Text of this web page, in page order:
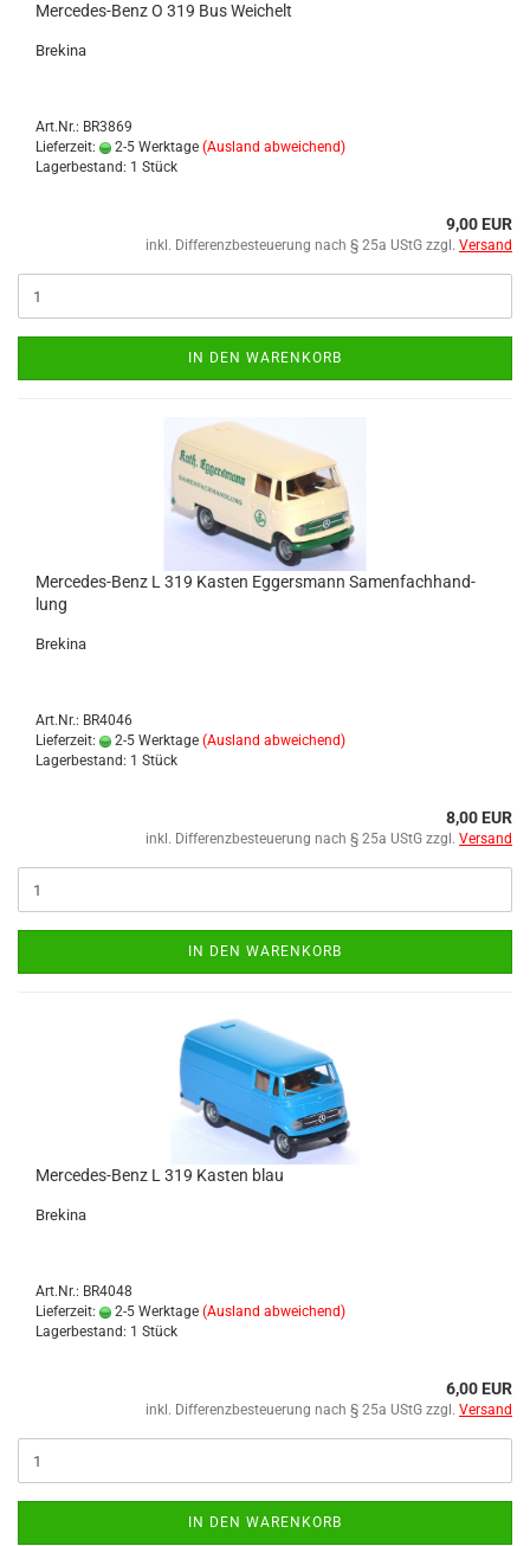
Mercedes-​​​Benz O 319 Bus Wei­chelt
Bre­ki­na
Art.Nr.: BR3869
Lieferzeit:
2-5 Werktage (Ausland abweichend)
Lagerbestand: 1 Stück
9,00 EUR
inkl. Differenzbesteuerung nach § 25a UStG zzgl. Versand
IN DEN WARENKORB
Mercedes-​​Benz L 319 Kas­ten Eg­gers­mann Sa­men­fach­hand­
lung
Bre­ki­na
Art.Nr.: BR4046
Lieferzeit:
2-5 Werktage (Ausland abweichend)
Lagerbestand: 1 Stück
8,00 EUR
inkl. Differenzbesteuerung nach § 25a UStG zzgl. Versand
IN DEN WARENKORB
Mercedes-​​​Benz L 319 Kas­ten blau
Bre­ki­na
Art.Nr.: BR4048
Lieferzeit:
2-5 Werktage (Ausland abweichend)
Lagerbestand: 1 Stück
6,00 EUR
inkl. Differenzbesteuerung nach § 25a UStG zzgl. Versand
IN DEN WARENKORB